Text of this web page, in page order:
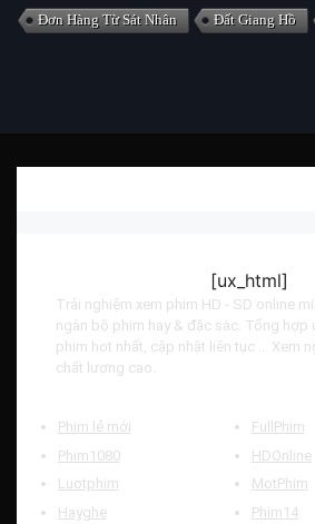
Đơn Hàng Từ Sát Nhân Đất Giang Hồ